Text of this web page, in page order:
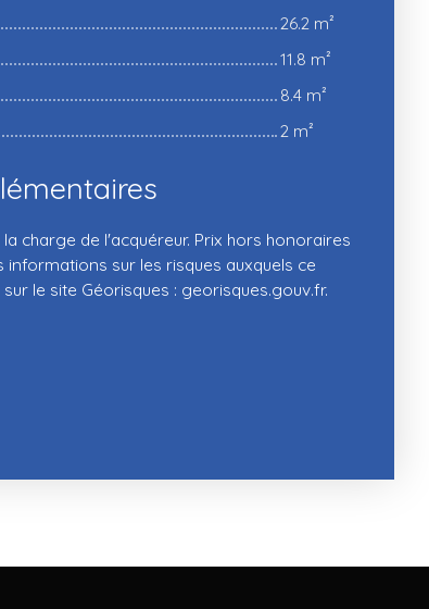
26.2 m²
11.8 m²
8.4 m²
2 m²
charge de l'acquéreur. Prix hors honoraires
informations sur les risques auxquels ce
le site Géorisques : georisques.gouv.fr.